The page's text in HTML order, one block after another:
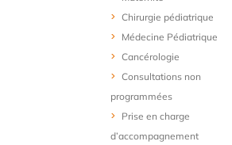
Chirurgie pédiatrique
Médecine Pédiatrique
Cancérologie
Consultations non
programmées
Prise en charge
d’accompagnement